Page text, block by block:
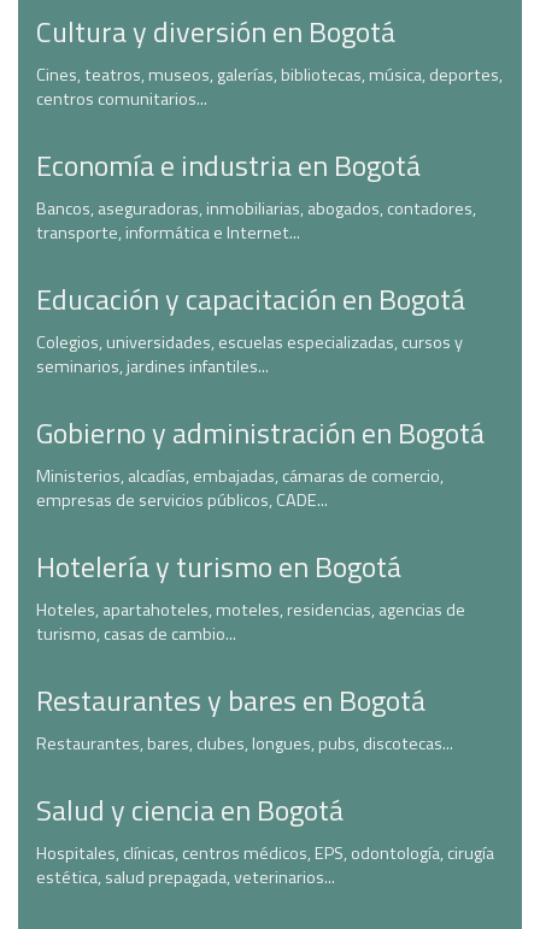
Cultura y diversión en Bogotá
Cines, teatros, museos, galerías, bibliotecas, música, deportes,
centros comunitarios...
Economía e industria en Bogotá
Bancos, aseguradoras, inmobiliarias, abogados, contadores,
transporte, informática e Internet...
Educación y capacitación en Bogotá
Colegios, universidades, escuelas especializadas, cursos y
seminarios, jardines infantiles...
Gobierno y administración en Bogotá
Ministerios, alcadías, embajadas, cámaras de comercio,
empresas de servicios públicos, CADE...
Hotelería y turismo en Bogotá
Hoteles, apartahoteles, moteles, residencias, agencias de
turismo, casas de cambio...
Restaurantes y bares en Bogotá
Restaurantes, bares, clubes, longues, pubs, discotecas...
Salud y ciencia en Bogotá
Hospitales, clínicas, centros médicos, EPS, odontología, cirugía
estética, salud prepagada, veterinarios...